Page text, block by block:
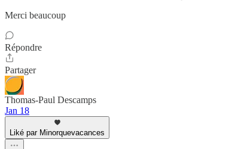
Merci beaucoup
Répondre
Partager
Thomas-Paul Descamps
Jan 18
Liké par Minorquevacances